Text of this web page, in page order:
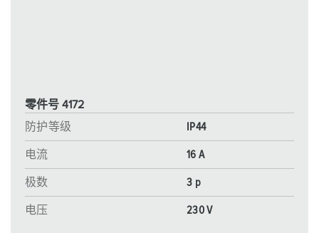
零件号 4172
防护等级
IP44
电流 16 A
极数 3 p
电压 230 V